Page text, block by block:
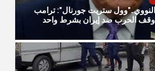
النووي.."وول ستريت جورنال": ترامب
وقف الحرب ضد إيران بشرط واحد